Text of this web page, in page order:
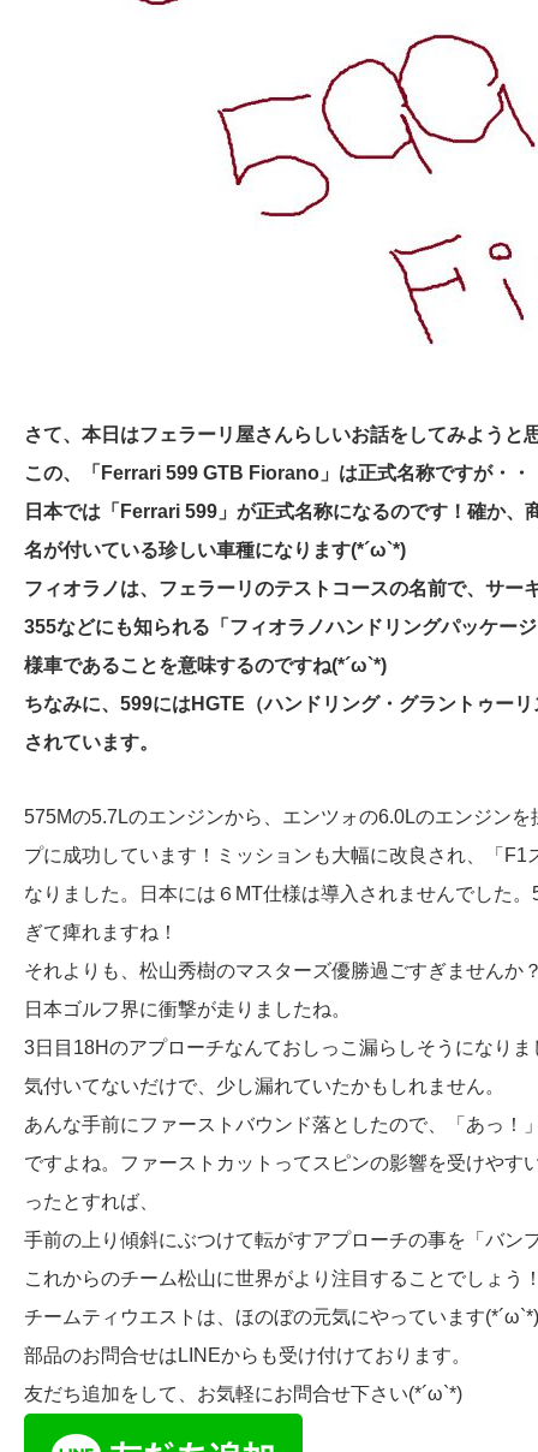
さて、本日はフェラーリ屋さんらしいお話をしてみようと
この、「Ferrari 599 GTB Fiorano」は正式名称ですが・・
日本では「Ferrari 599」が正式名称になるのです！確か
名が付いている珍しい車種になります(*´ω`*)
フィオラノは、フェラーリのテストコースの名前で、サー
355などにも知られる「フィオラノハンドリングパッケー
様車であることを意味するのですね(*´ω`*)
ちなみに、599にはHGTE（ハンドリング・グラントゥー
されています。
575Mの5.7Lのエンジンから、エンツォの6.0Lのエンジン
プに成功しています！ミッションも大幅に改良され、「
なりました。日本には６MT仕様は導入されませんでした
ぎて痺れますね！
それよりも、松山秀樹のマスターズ優勝過ごすぎませんか
日本ゴルフ界に衝撃が走りましたね。
3日目18Hのアプローチなんておしっこ漏らしそうになりま
気付いてないだけで、少し漏れていたかもしれません。
あんな手前にファーストバウンド落としたので、「あっ
ですよね。ファーストカットってスピンの影響を受けや
ったとすれば、
手前の上り傾斜にぶつけて転がすアプローチの事を「バン
これからのチーム松山に世界がより注目することでしょう
チームティウエストは、ほのぼの元気にやっています(*´ω`*)
部品のお問合せはLINEからも受け付けております。
友だち追加をして、お気軽にお問合せ下さい(*´ω`*)